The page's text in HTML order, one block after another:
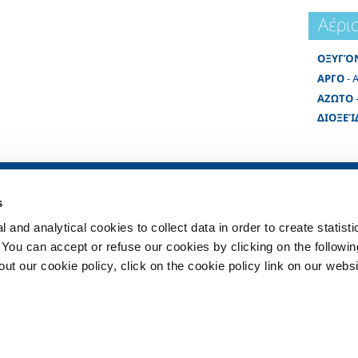
and analytical cookies to collect data in order to create
can accept or refuse our cookies by clicking on the
our cookie policy, click on the cookie policy link on our
ΑΡΓΟ-
ΑΖΩΤΟ
Συστήματα διανομής
ιατροτεχνολογικών προϊόντων
Υπηρεσίες
για τη
Προϊόντα και
φροντίδα της